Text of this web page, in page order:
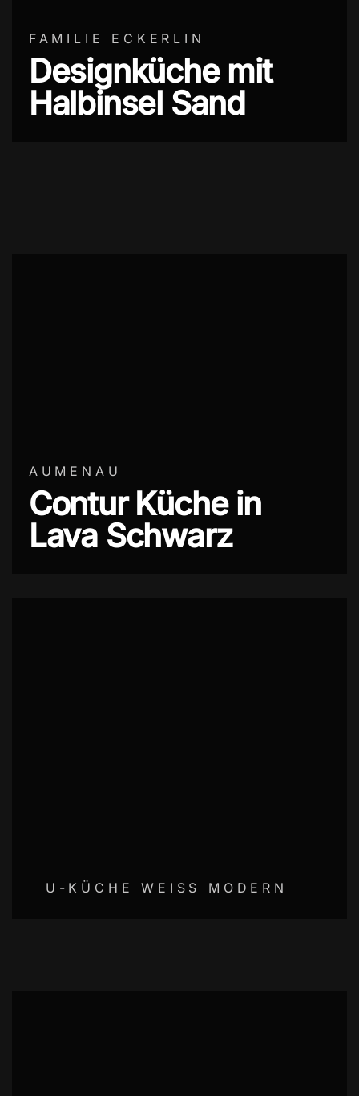
FAMILIE ECKERLIN
Designküche mit
Halbinsel Sand
AUMENAU
Contur Küche in
Lava Schwarz
U-KÜCHE WEISS MODERN